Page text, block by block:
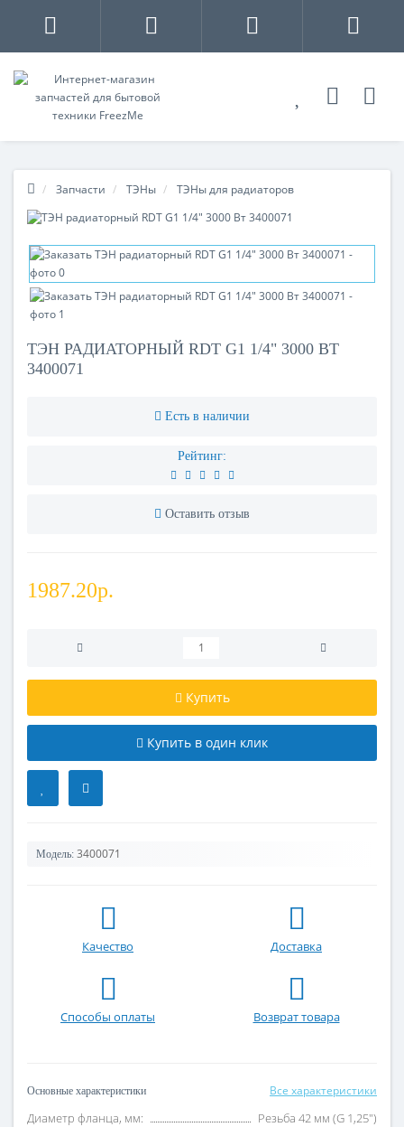
Запчасти ТЭНы ТЭНы для радиаторов
ТЭН РАДИАТОРНЫЙ RDT G1 1/4" 3000 ВТ
3400071
Есть в наличии
Рейтинг:
Оставить отзыв
1987.20р.
Купить
Купить в один клик
Модель: 3400071
Качество Доставка
Способы оплаты Возврат товара
Основные характеристики Все характеристики
Диаметр фланца, мм:
Резьба 42 мм (G 1,25")